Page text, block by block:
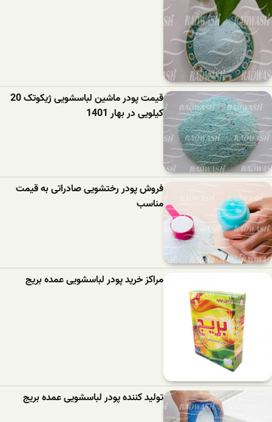
قیمت پودر ماشین لباسشویی ژیکوتک 20
کیلویی در بهار 1401
فروش پودر رختشویی صادراتی به قیمت
مناسب
مراکز خرید پودر لباسشویی عمده بریج
تولید کننده پودر لباسشویی عمده بریج